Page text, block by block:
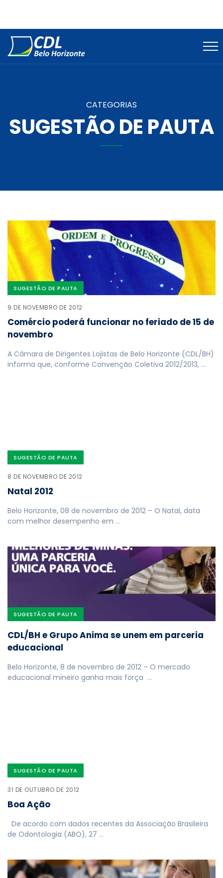
CATEGORIAS
SUGESTÃO DE PAUTA
SUGESTÃO DE PAUTA
9 DE NOVEMBRO DE 2012
Comércio poderá funcionar no feriado de 15 de
novembro
A Câmara de Dirigentes Lojistas de Belo Horizonte (CDL/BH)
informa que, conforme Convenção Coletiva 2012/2013, …
SUGESTÃO DE PAUTA
8 DE NOVEMBRO DE 2012
Natal 2012
Belo Horizonte, 08 de novembro de 2012 – O Natal, data
com melhor desempenho em …
SUGESTÃO DE PAUTA
CDL/BH e Grupo Anima se unem em parceria
educacional
Belo Horizonte, 8 de novembro de 2012 – O mercado
educacional mineiro ganha mais força …
SUGESTÃO DE PAUTA
31 DE OUTUBRO DE 2012
Boa Ação
De acordo com dados recentes da Associação Brasileira
de Odontologia (ABO), 27 …